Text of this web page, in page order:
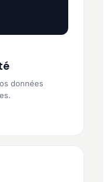
données